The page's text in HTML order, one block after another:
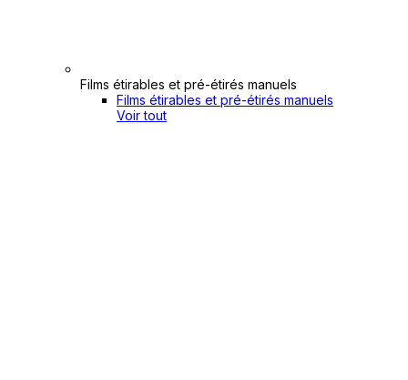
Films étirables et pré-étirés manuels
Films étirables et pré-étirés manuels
Voir tout